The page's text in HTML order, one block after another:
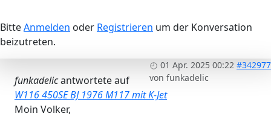
BitteAnmelden oder Registrieren um der Konversation
beizutreten.
01 Apr. 2025 00:22 #342977
von funkadelic
funkadelicantwortete auf
W116 450SE BJ 1976 M117 mit K-Jet
Moin Volker,